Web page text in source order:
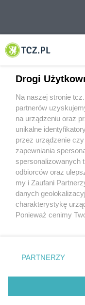
© 2001-2026 Tczew -
O FIRMIE
REKLAMA
Aktualności
Tcz24
Historia miasta
Drogi
Na naszej stronie
partnerów
na urządzeniu oraz
unikalne
przez urządzenie
zapewniania
spersonalizowanych
odbiorców oraz
my i Zaufani
danych
charakterystykę
Ponieważ cenimy
znajdujący się w
przetwarzaniu.
PARTNERZY